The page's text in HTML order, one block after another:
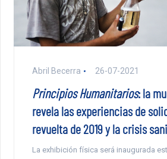
Abril Becerra 26-07-2021
Principios Humanitarios: la
revela las experiencias de
revuelta de 2019 y la crisis
La exhibición física será inaugurada